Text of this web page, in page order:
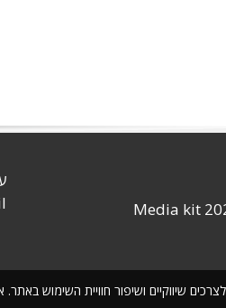
שיווקיים ושיפור חוויית השימוש
Media kit